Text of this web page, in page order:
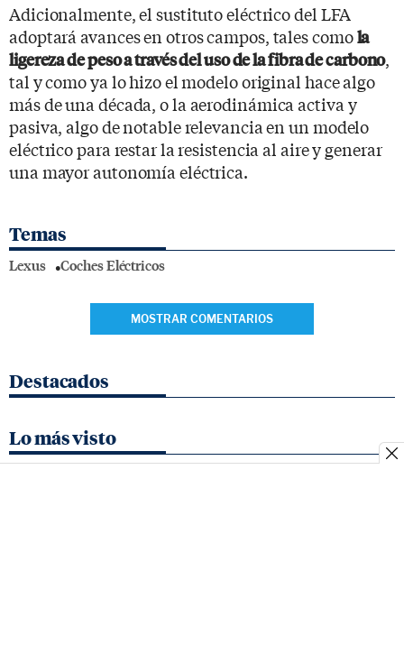
Adicionalmente, el sustituto eléctrico del LFA
adoptará avances en otros campos, tales comola
ligereza de peso a través del uso de la fibra de carbono,
tal y como ya lo hizo el modelo original hace algo
más de una década, o la aerodinámica activa y
pasiva, algo de notable relevancia en un modelo
eléctrico para restar la resistencia al aire y generar
una mayor autonomía eléctrica.
Temas
Lexus Coches Eléctricos
MOSTRAR COMENTARIOS
Destacados
Lo más visto